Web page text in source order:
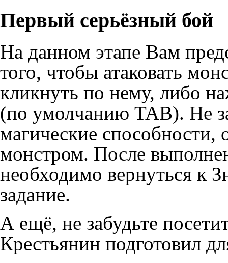
Первый серьёзный бой
На данном этапе Вам
того, чтобы атаковать
кликнуть по нему, либо
(по умолчанию TAB). Не
магические способности,
монстром. После
необходимо вернуться к
задание.
А ещё, не забудьте
Крестьянин подготовил